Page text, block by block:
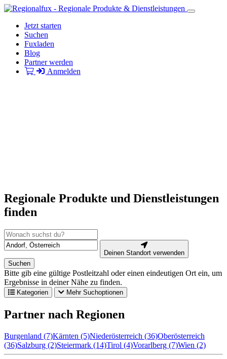
Jetzt starten
Suchen
Fuxladen
Blog
Partner werden
Anmelden
Regionale Produkte und Dienstleistungen
finden
Deinen Standort verwenden
Suchen
Bitte gib eine gültige Postleitzahl oder einen eindeutigen Ort ein, um
Ergebnisse in deiner Nähe zu finden.
Kategorien Mehr Suchoptionen
Partner nach Regionen
Burgenland (7)Kärnten (5)Niederösterreich (36)Oberösterreich
(36)Salzburg (2)Steiermark (14)Tirol (4)Vorarlberg (7)Wien (2)